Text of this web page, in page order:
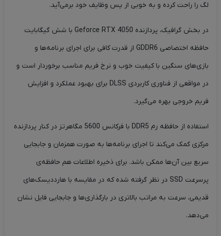
لگ را راحت کرده و به خوبی از پس وظایف خود برمی‌آید.
در بخش گرافیک، پردازنده Geforce RTX 4050 با شش گیگابایت
حافظه اختصاصی GDDR6 از قدرت کافی برای اجرای برنامه‌ها و
بازی‌های سنگین با کیفیت خوب و نرخ فریم مناسب برخوردار است و
در مواقعی از فناوری کاربردی DLSS برای بهبود عملکرد و افزایش
فریم خروجی بهره می‌گیرد.
استفاده از حافظه رم DDR5 با فرکانس 5600 مگاهرتز در کنار پردازنده
مرکزی کمک می‌کند تا اجرای برنامه‌ها به صورت همزمان و جابجایی
سریع بین آن‌ها ممکن باشد. برای ذخیره اطلاعات هم حافظه‌ی
پرسرعت SSD در نظر گرفته شده که در مقایسه با هارددیسک‌های
قدیمی، سرعت به مراتب بالاتری در بارگذاری‌ها و جابجایی فایل‌ نشان
می‌دهد.